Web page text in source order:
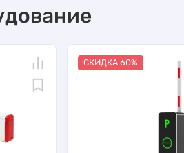
СКИДКА 60%